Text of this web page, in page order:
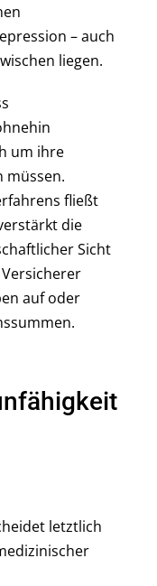
– auch
liegen.
um ihre
müssen.
fließt
die
Sicht
auf oder
letztlich